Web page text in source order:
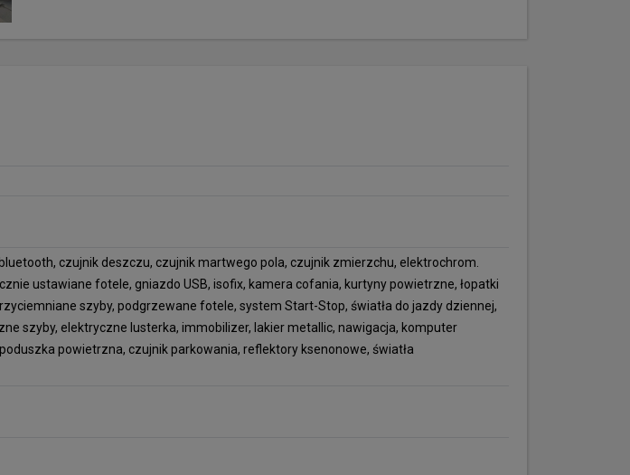
czujnik deszczu, czujnik martwego pola, czujnik zmierzchu, elektrochrom.
ustawiane fotele, gniazdo USB, isofix, kamera cofania, kurtyny powietrzne, łopatki
szyby, podgrzewane fotele, system Start-Stop, światła do jazdy dziennej,
szyby, elektryczne lusterka, immobilizer, lakier metallic, nawigacja, komputer
powietrzna, czujnik parkowania, reflektory ksenonowe, światła